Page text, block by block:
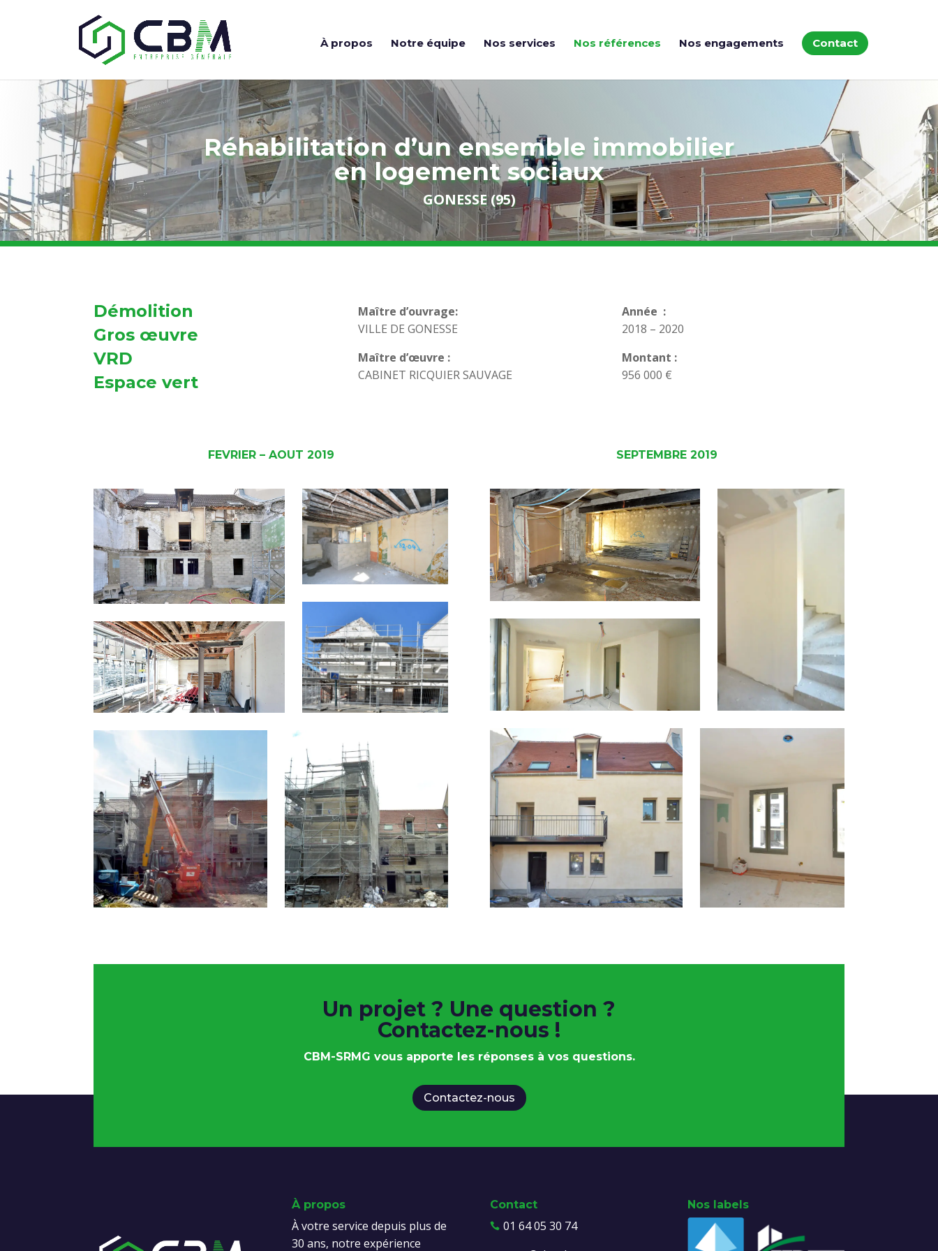
À propos Notre équipe Nos services Nos références Nos engagements Contact
Réhabilitation d’un ensemble immobilier
en logement sociaux
GONESSE (95)
Démolition
Gros œuvre
VRD
Espace vert
Maître d’ouvrage:
VILLE DE GONESSE
Maître d’œuvre :
CABINET RICQUIER SAUVAGE
Année :
2018 – 2020
Montant :
956 000 €
FEVRIER – AOUT 2019 SEPTEMBRE 2019
Un projet ? Une question ?
Contactez-nous !
CBM-SRMG vous apporte les réponses à vos questions.
Contactez-nous
À propos
À votre service depuis plus de
30 ans, notre expérience
Contact
 01 64 05 30 74
Nos labels